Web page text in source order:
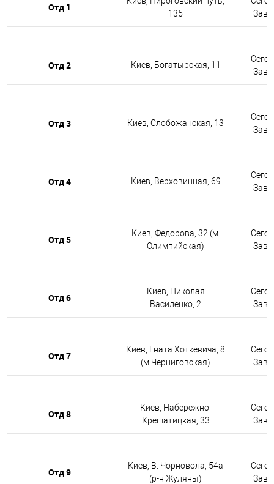
Отд 1
135
Отд 2 Киев, Богатырская, 11
Отд 3 Киев, Слобожанская, 13
Отд 4 Киев, Верховинная, 69
Отд 5
Киев, Федорова, 32 (м.
Олимпийская)
Отд 6
Киев, Николая
Василенко, 2
Отд 7
Киев, Гната Хоткевича, 8
(м.Черниговская)
Отд 8
Киев, Набережно-
Крещатицкая, 33
Отд 9
Киев, В. Чорновола, 54а
(р-н Жуляны)